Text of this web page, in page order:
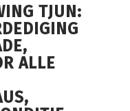
TJUN:
ALLE